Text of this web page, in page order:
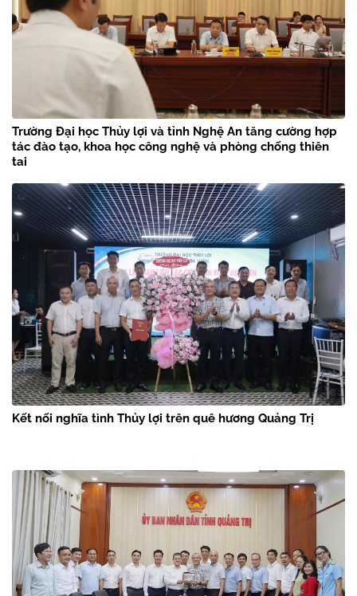
Trường Đại học Thủy lợi và tỉnh Nghệ An tăng cường hợp
tác đào tạo, khoa học công nghệ và phòng chống thiên
tai
Kết nối nghĩa tình Thủy lợi trên quê hương Quảng Trị